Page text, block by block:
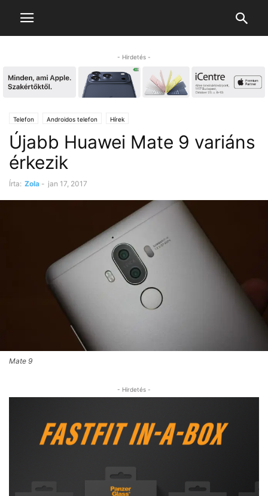
- Hirdetés -
Telefon Androidos telefon Hírek
Újabb Huawei Mate 9 variáns
érkezik
Írta: Zola - jan 17, 2017
Mate 9
- Hirdetés -